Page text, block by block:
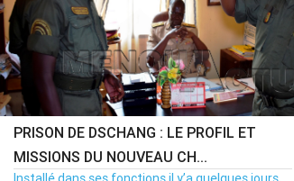
PRISON DE DSCHANG : LE PROFIL ET
MISSIONS DU NOUVEAU CH...